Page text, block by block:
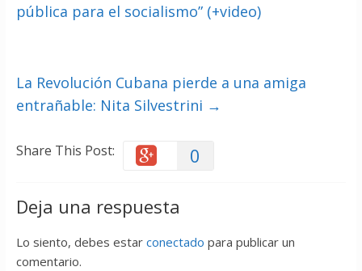
pública para el socialismo” (+video)
La Revolución Cubana pierde a una amiga
entrañable: Nita Silvestrini →
Share This Post: 0
Deja una respuesta
Lo siento, debes estar conectado para publicar un
comentario.